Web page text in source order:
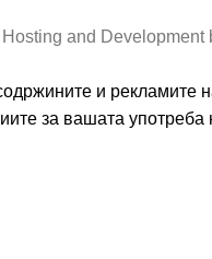
and Development
и рекламите
за вашата